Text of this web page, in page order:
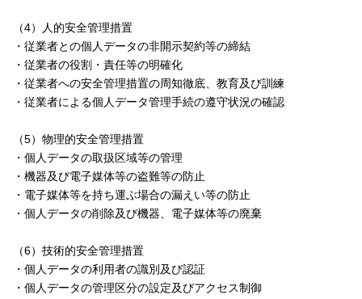
（4）人的安全管理措置
・従業者との個人データの非開示契約等の締結
・従業者の役割・責任等の明確化
・従業者への安全管理措置の周知徹底、教育及び訓練
・従業者による個人データ管理手続の遵守状況の確認
（5）物理的安全管理措置
・個人データの取扱区域等の管理
・機器及び電子媒体等の盗難等の防止
・電子媒体等を持ち運ぶ場合の漏えい等の防止
・個人データの削除及び機器、電子媒体等の廃棄
（6）技術的安全管理措置
・個人データの利用者の識別及び認証
・個人データの管理区分の設定及びアクセス制御